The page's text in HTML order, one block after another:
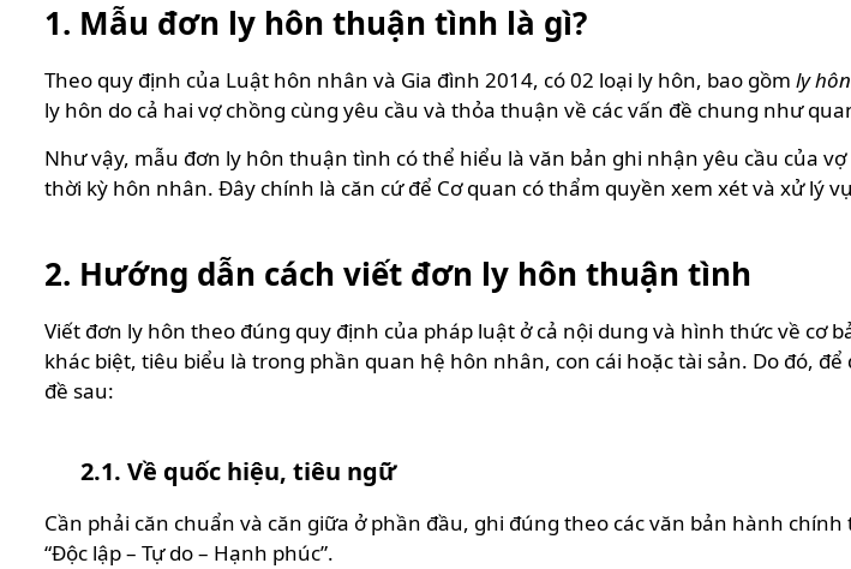
1. Mẫu đơn ly hôn thuận tình là gì?
Theo quy định của Luật hôn nhân và Gia đình 2014, có 02 loại ly hôn, bao gồm ly
ly hôn do cả hai vợ chồng cùng yêu cầu và thỏa thuận về các vấn đề chung như
Như vậy, mẫu đơn ly hôn thuận tình có thể hiểu là văn bản ghi nhận yêu cầu của
thời kỳ hôn nhân. Đây chính là căn cứ để Cơ quan có thẩm quyền xem xét và xử lý
2. Hướng dẫn cách viết đơn ly hôn thuận tình
Viết đơn ly hôn theo đúng quy định của pháp luật ở cả nội dung và hình thức về cơ
khác biệt, tiêu biểu là trong phần quan hệ hôn nhân, con cái hoặc tài sản. Do đó,
đề sau:
2.1. Về quốc hiệu, tiêu ngữ
Cần phải căn chuẩn và căn giữa ở phần đầu, ghi đúng theo các văn bản hành chính
“Độc lập – Tự do – Hạnh phúc”.